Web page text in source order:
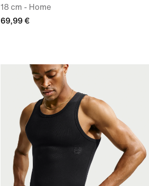
18 cm - Home
69,99 €